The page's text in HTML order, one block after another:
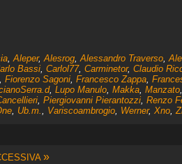
,Aleper,Alesrog,Alessandro Traverso,
Bassi, Carlol77, Carminetor, Claudio
Fiorenzo Sagoni, Francesco Zappa,
, Lupo Manulo, Makka, Manzato,
, Piergiovanni Pierantozzi, Renzo
, Ub.m., Variscoambrogio, Werner, Xno,
»